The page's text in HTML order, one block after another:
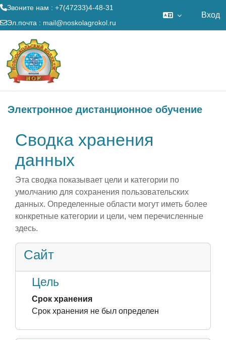
Звоните нам : +7(47233)4-48-31
Эл.почта : mail@noskolagrokol.ru
Вход
Электронное дистанционное обучение
Сводка хранения
данных
Эта сводка показывает цели и категории по
умолчанию для сохранения пользовательских
данных. Определенные области могут иметь более
конкретные категории и цели, чем перечисленные
здесь.
Сайт
Цель
Срок хранения
Срок хранения не был определен